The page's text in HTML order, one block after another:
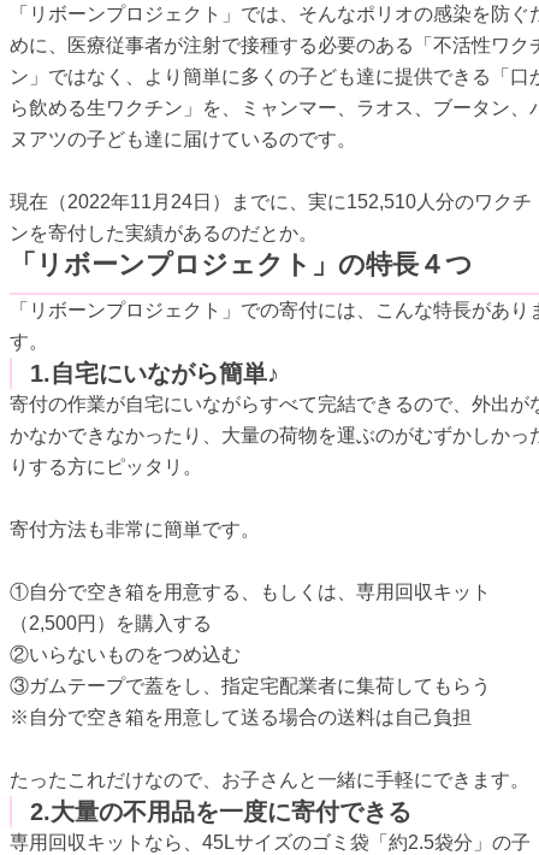
「リボーンプロジェクト」では、そんなポリオの感染を防ぐ
めに、医療従事者が注射で接種する必要のある「不活性ワク
ン」ではなく、より簡単に多くの子ども達に提供できる「口
ら飲める生ワクチン」を、ミャンマー、ラオス、ブータン、
ヌアツの子ども達に届けているのです。
現在（2022年11月24日）までに、実に152,510人分のワクチ
ンを寄付した実績があるのだとか。
「リボーンプロジェクト」の特長４つ
「リボーンプロジェクト」での寄付には、こんな特長があり
す。
1.自宅にいながら簡単♪
寄付の作業が自宅にいながらすべて完結できるので、外出が
かなかできなかったり、大量の荷物を運ぶのがむずかしかっ
りする方にピッタリ。
寄付方法も非常に簡単です。
①自分で空き箱を用意する、もしくは、専用回収キット
（2,500円）を購入する
②いらないものをつめ込む
③ガムテープで蓋をし、指定宅配業者に集荷してもらう
※自分で空き箱を用意して送る場合の送料は自己負担
たったこれだけなので、お子さんと一緒に手軽にできます。
2.大量の不用品を一度に寄付できる
専用回収キットなら、45Lサイズのゴミ袋「約2.5袋分」の子